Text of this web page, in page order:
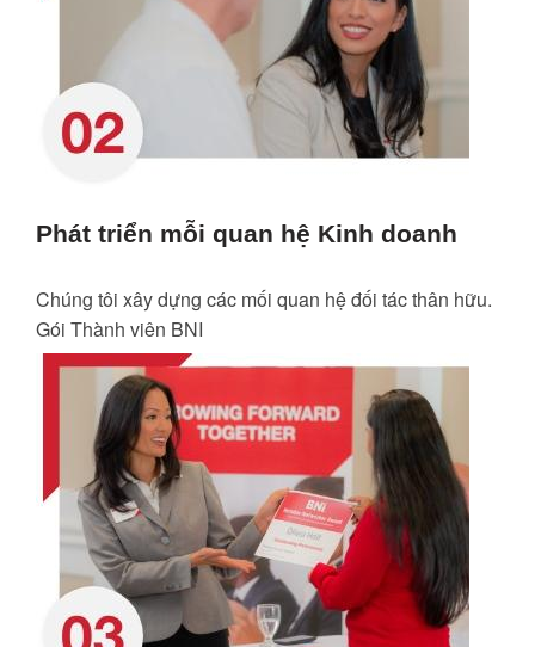
Phát triển mỗi quan hệ Kinh doanh
Chúng tôi xây dựng các mối quan hệ đối tác thân hữu.
Gói Thành viên BNI